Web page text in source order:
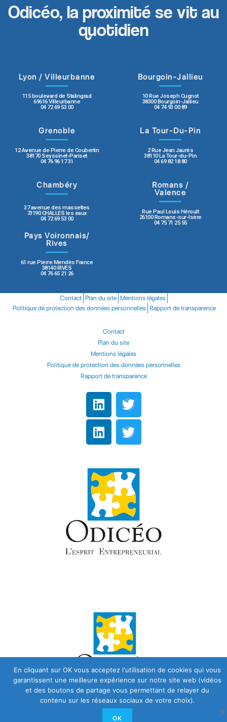
Odicéo, la proximité se vit au
quotidien
Lyon / Villeurbanne
115 boulevard de Stalingrad
69616 Villeurbanne
04 72 69 53 00
Bourgoin-Jallieu
10 Rue Joseph Cugnot
38300 Bourgoin-Jallieu
04 74 93 00 89
Grenoble
12 Avenue de Pierre de Coubertin
38170 Seyssinet-Pariset
04 76 96 17 31
La Tour-Du-Pin
2 Rue Jean Jaurès
38110 La Tour-du-Pin
04 69 82 18 80
Chambéry
37 avenue des massettes
73190 CHALLES les eaux
04 72 69 53 00
Romans /
Valence
Rue Paul Louis Héroult
26100 Romans-sur-Isère
04 75 71 25 55
Pays Voironnais/
Rives
61 rue Pierre Mendès France
38140 RIVES
04 76 65 21 26
Contact Plan du site Mentions légales
Politique de protection des données personnelles Rapport de transparence
Contact
Plan du site
Mentions légales
Politique de protection des données personnelles
Rapport de transparence
En cliquant sur OK vous acceptez l'utilisation de cookies qui vous
garantissent une meilleure expérience sur notre site web (vidéos
et des boutons de partage vous permettant de relayer du
contenu sur les réseaux sociaux de votre choix).
OK